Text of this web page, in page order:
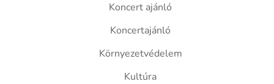
Koncert ajánló
Koncertajánló
Környezetvédelem
Kultúra